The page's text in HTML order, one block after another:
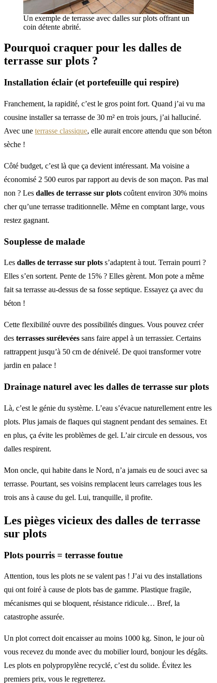
Un exemple de terrasse avec dalles sur plots offrant un
coin détente abrité.
Pourquoi craquer pour les dalles de
terrasse sur plots ?
Installation éclair (et portefeuille qui respire)
Franchement, la rapidité, c’est le gros point fort. Quand j’ai vu ma
cousine installer sa terrasse de 30 m² en trois jours, j’ai halluciné.
Avec une terrasse classique, elle aurait encore attendu que son béton
sèche !
Côté budget, c’est là que ça devient intéressant. Ma voisine a
économisé 2 500 euros par rapport au devis de son maçon. Pas mal
non ? Les dalles de terrasse sur plots coûtent environ 30% moins
cher qu’une terrasse traditionnelle. Même en comptant large, vous
restez gagnant.
Souplesse de malade
Les dalles de terrasse sur plots s’adaptent à tout. Terrain pourri ?
Elles s’en sortent. Pente de 15% ? Elles gèrent. Mon pote a même
fait sa terrasse au-dessus de sa fosse septique. Essayez ça avec du
béton !
Cette flexibilité ouvre des possibilités dingues. Vous pouvez créer
des terrasses surélevées sans faire appel à un terrassier. Certains
rattrappent jusqu’à 50 cm de dénivelé. De quoi transformer votre
jardin en palace !
Drainage naturel avec les dalles de terrasse sur plots
Là, c’est le génie du système. L’eau s’évacue naturellement entre les
plots. Plus jamais de flaques qui stagnent pendant des semaines. Et
en plus, ça évite les problèmes de gel. L’air circule en dessous, vos
dalles respirent.
Mon oncle, qui habite dans le Nord, n’a jamais eu de souci avec sa
terrasse. Pourtant, ses voisins remplacent leurs carrelages tous les
trois ans à cause du gel. Lui, tranquille, il profite.
Les pièges vicieux des dalles de terrasse
sur plots
Plots pourris = terrasse foutue
Attention, tous les plots ne se valent pas ! J’ai vu des installations
qui ont foiré à cause de plots bas de gamme. Plastique fragile,
mécanismes qui se bloquent, résistance ridicule… Bref, la
catastrophe assurée.
Un plot correct doit encaisser au moins 1000 kg. Sinon, le jour où
vous recevez du monde avec du mobilier lourd, bonjour les dégâts.
Les plots en polypropylène recyclé, c’est du solide. Évitez les
premiers prix, vous le regretterez.